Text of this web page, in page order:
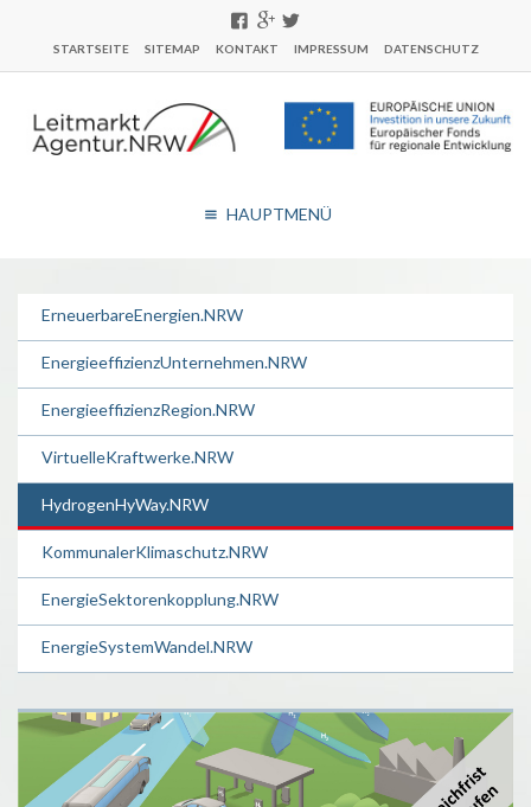
STARTSEITE SITEMAP KONTAKT IMPRESSUM DATENSCHUTZ
HAUPTMENÜ
ErneuerbareEnergien.NRW
EnergieeffizienzUnternehmen.NRW
EnergieeffizienzRegion.NRW
VirtuelleKraftwerke.NRW
HydrogenHyWay.NRW
KommunalerKlimaschutz.NRW
EnergieSektorenkopplung.NRW
EnergieSystemWandel.NRW